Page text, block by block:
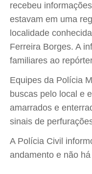
recebeu
estavam em uma
localidade
Ferreira Borges. A
familiares ao
Equipes da Polícia
buscas pelo local e
amarrados e
sinais de
A Polícia Civil
andamento e não